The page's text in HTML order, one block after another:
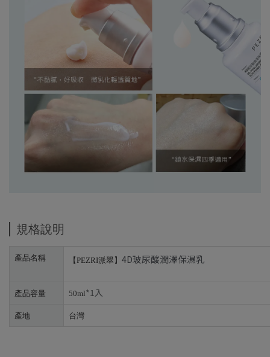
規格說明
產品名稱 【PEZRI派翠】 4D玻尿酸潤澤保濕乳
產品容量 50ml*1入
產地 台灣